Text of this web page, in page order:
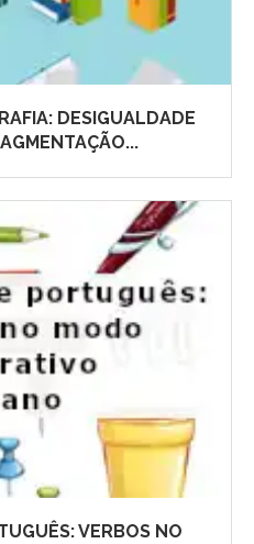
DESIGUALDADE
VERBOS NO